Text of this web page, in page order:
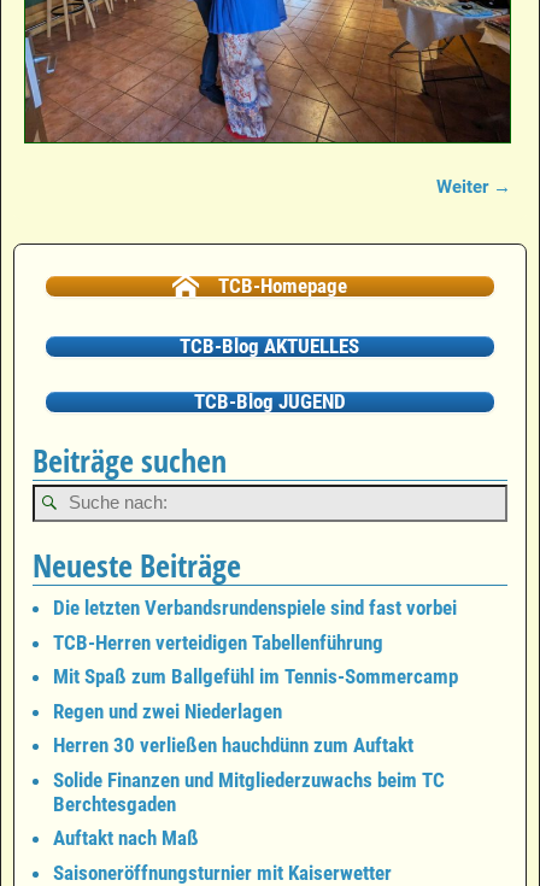
Weiter →
TCB-Homepage
TCB-Blog AKTUELLES
TCB-Blog JUGEND
Beiträge suchen
Neueste Beiträge
Die letzten Verbandsrundenspiele sind fast vorbei
TCB-Herren verteidigen Tabellenführung
Mit Spaß zum Ballgefühl im Tennis-Sommercamp
Regen und zwei Niederlagen
Herren 30 verließen hauchdünn zum Auftakt
Solide Finanzen und Mitgliederzuwachs beim TC
Berchtesgaden
Auftakt nach Maß
Saisoneröffnungsturnier mit Kaiserwetter